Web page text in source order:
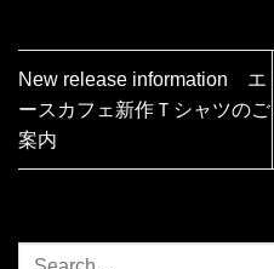
New release information エ
ースカフェ新作Ｔシャツのご
案内